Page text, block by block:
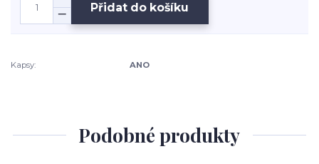
Přidat do košíku
Kapsy: ANO
Podobné produkty